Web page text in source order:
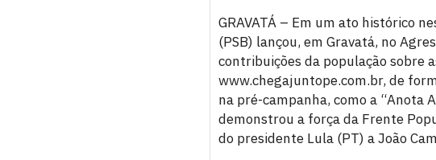
GRAVATÁ – Em um ato histórico
(PSB) lançou, em Gravatá, no
contribuições da população sobre
www.chegajuntope.com.br, de
na pré-campanha, como a “Anota
demonstrou a força da Frente
do presidente Lula (PT) a João